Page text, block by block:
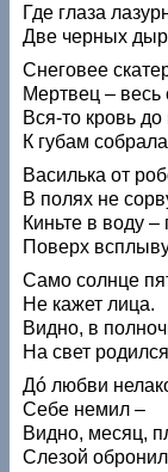
Где глаза
Две черных
Снеговее
Мертвец – весь
Вся-то кровь до
К губам
Василька от
В полях не
Киньте в воду –
Поверх
Само солнце
Не кажет лица.
Видно, в
На свет
Дó любви
Себе немил –
Видно, месяц,
Слезой